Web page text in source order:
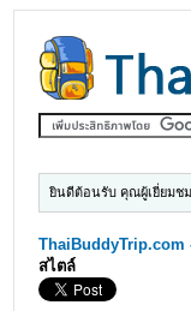
ยินดีต้อนรับ คุณผู้เยี่ยมช
ThaiBuddyTrip.com
สไตล์